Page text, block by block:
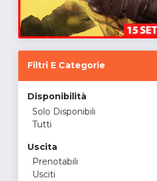
Filtri E Categorie
Disponibilità
Solo Disponibili
Tutti
Uscita
Prenotabili
Usciti